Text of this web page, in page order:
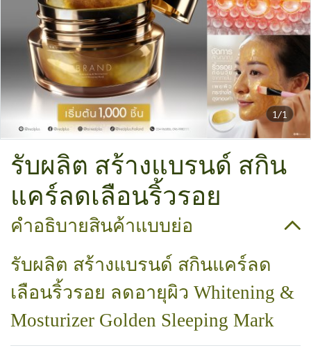
1/1
รับผลิต สร้างแบรนด์ สกิน
แคร์ลดเลือนริ้วรอย
คำอธิบายสินค้าแบบย่อ
รับผลิต สร้างแบรนด์ สกินแคร์ลด
เลือนริ้วรอย ลดอายุผิว Whitening &
Mosturizer Golden Sleeping Mark